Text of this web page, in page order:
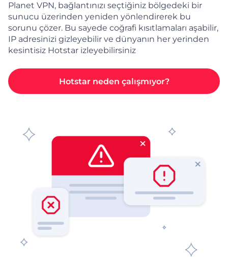
Planet VPN, bağlantınızı seçtiğiniz bölgedeki bir
sunucu üzerinden yeniden yönlendirerek bu
sorunu çözer. Bu sayede coğrafi kısıtlamaları aşabilir,
IP adresinizi gizleyebilir ve dünyanın her yerinden
kesintisiz Hotstar izleyebilirsiniz
Hotstar neden çalışmıyor?